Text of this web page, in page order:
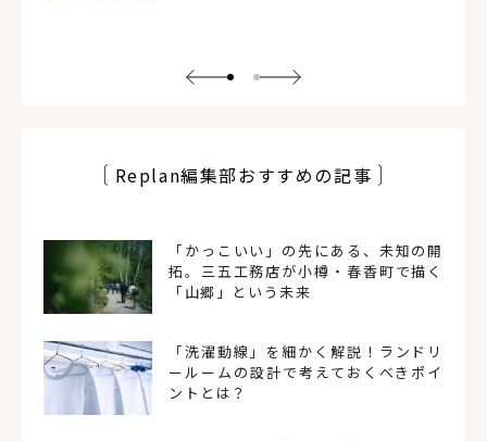
Replan編集部おすすめの記事
「かっこいい」の先にある、未知の開
拓。三五工務店が小樽・春香町で描く
「山郷」という未来
「洗濯動線」を細かく解説！ランドリ
ールームの設計で考えておくべきポイ
ントとは？